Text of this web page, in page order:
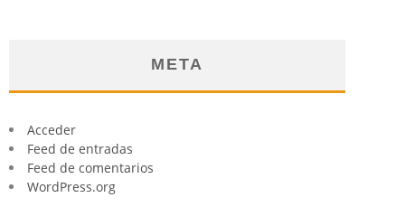
META
Acceder
Feed de entradas
Feed de comentarios
WordPress.org